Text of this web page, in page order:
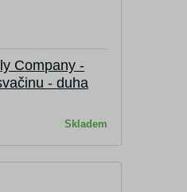
Company -
- duha
Skladem